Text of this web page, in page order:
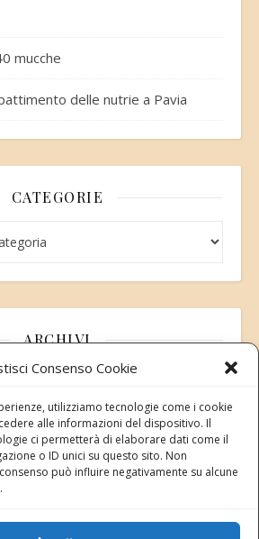
Consenso Cookie
utilizziamo tecnologie come i cookie
alle informazioni del dispositivo. Il
ci permetterà di elaborare dati come il
o ID unici su questo sito. Non
può influire negativamente su alcune
mucche
delle nutrie a Pavia
CATEGORIE
ARCHIVI